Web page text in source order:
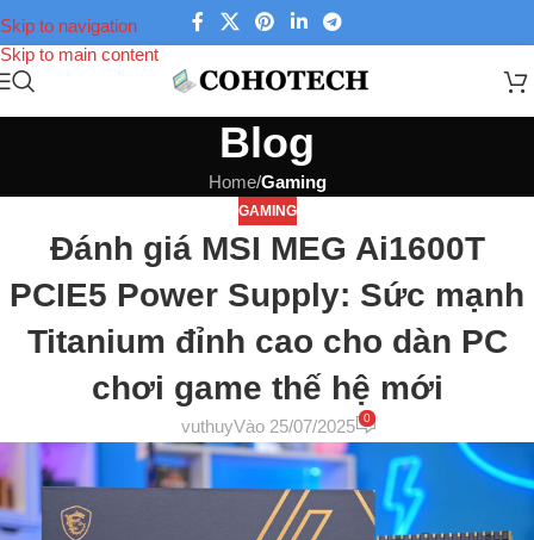
Skip to navigation
Skip to main content
Blog
Home/Gaming
GAMING
Đánh giá MSI MEG Ai1600T
PCIE5 Power Supply: Sức mạnh
Titanium đỉnh cao cho dàn PC
chơi game thế hệ mới
vuthuyVào 25/07/2025 0